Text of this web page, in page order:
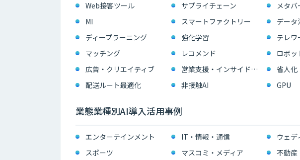
Web接客ツール
サプライチェーン メタバ
MI
スマートファクトリー データ
ディープラーニング
強化学習
マッチング
レコメンド ロボッ
広告・クリエイティブ
営業支援・インサイドセールス 省人化
配送ルート最適化
非接触AI GPU
業態業種別AI導入活用事例
エンターテインメント IT・情報・通信 ウェ
スポーツ
マスコミ・メディア 不動産